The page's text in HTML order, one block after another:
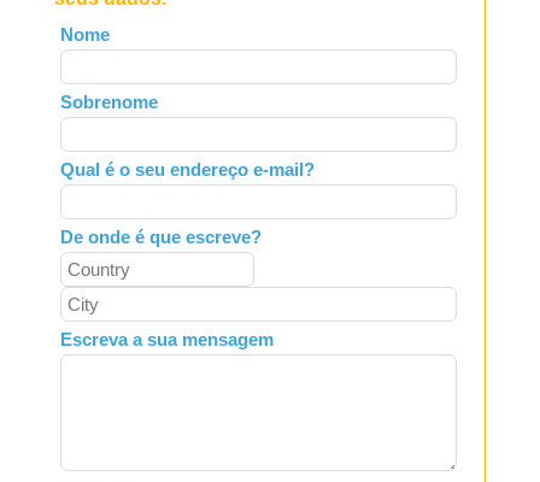
Leave
this
field
blank
Nome
Sobrenome
Qual é o seu endereço e-mail?
De onde é que escreve?
Escreva a sua mensagem